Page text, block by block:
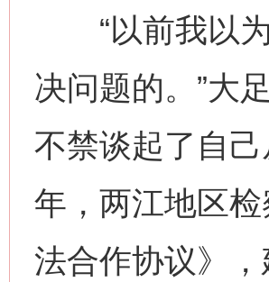
“以前我以为
决问题的。”大
不禁谈起了自己
年，两江地区
法合作协议》